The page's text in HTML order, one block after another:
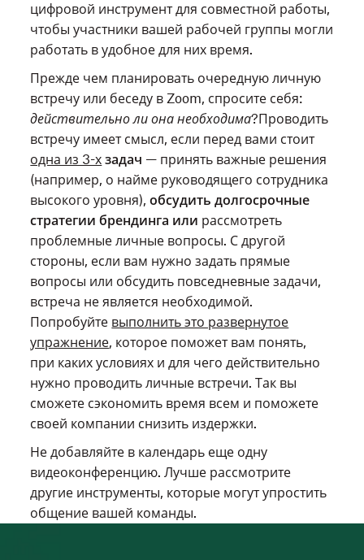
цифровой инструмент для совместной работы,
чтобы участники вашей рабочей группы могли
работать в удобное для них время.
Прежде чем планировать очередную личную
встречу или беседу в Zoom, спросите себя:
действительно ли она необходима?Проводить
встречу имеет смысл, если перед вами стоит
одна из 3-х задач — принять важные решения
(например, о найме руководящего сотрудника
высокого уровня),обсудить долгосрочные
стратегии брендинга или рассмотреть
проблемные личные вопросы. С другой
стороны, если вам нужно задать прямые
вопросы или обсудить повседневные задачи,
встреча не является необходимой.
Попробуйте выполнить это развернутое
упражнение, которое поможет вам понять,
при каких условиях и для чего действительно
нужно проводить личные встречи. Так вы
сможете сэкономить время всем и поможете
своей компании снизить издержки.
Не добавляйте в календарь еще одну
видеоконференцию. Лучше рассмотрите
другие инструменты, которые могут упростить
общение вашей команды.